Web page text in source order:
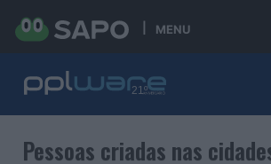
MENU
Pessoas criadas nas